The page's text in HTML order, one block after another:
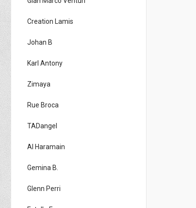
Creation Lamis
Johan B
Karl Antony
Zimaya
Rue Broca
TADangel
Al Haramain
Gemina B.
Glenn Perri